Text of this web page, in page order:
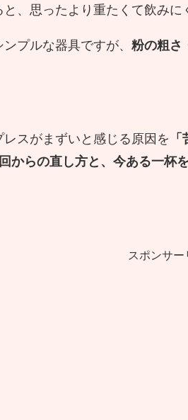
、思ったより重たくて飲みに
プルな器具ですが、 粉の粗さ
スがまずいと感じる原因を
からの直し方と、今ある一杯
スポンサー